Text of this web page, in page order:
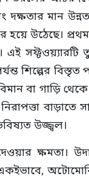
দক্ষতার মান
উঠেছে।
সফ্টওয়্যারটি
শিল্পের
বা গাড়ি
বাড়াতে
উজ্জ্বল।
ক্ষমতা।